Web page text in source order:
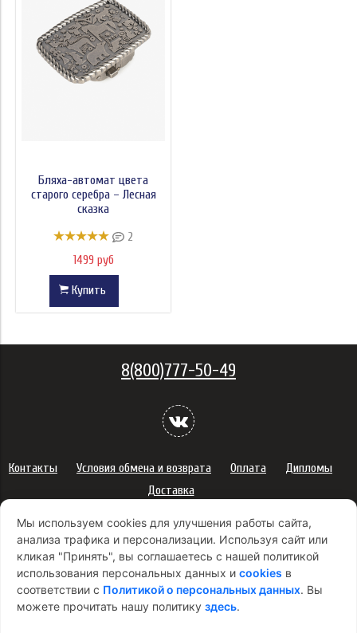
Бляха-автомат цвета
старого серебра – Лесная
сказка
2
1499 руб
Купить
Мы используем cookies для улучшения работы сайта,
анализа трафика и персонализации. Используя сайт или
кликая "Принять", вы соглашаетесь с нашей политикой
использования персональных данных и cookies в
соответствии с Политикой о персональных данных. Вы
можете прочитать нашу политику здесь.
8(800)777-50-49
Контакты Условия обмена и возврата Оплата
Дипломы
Доставка
Сертификаты
Оферта
Правила использования подарочных карт
Правила ухода за одеждой
Политика платежей
Условия использования Cookie-файлов